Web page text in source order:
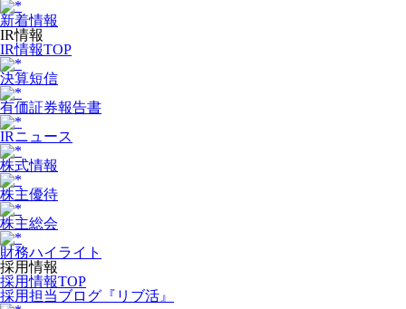
新着情報
IR情報
IR情報TOP
決算短信
有価証券報告書
IRニュース
株式情報
株主優待
株主総会
財務ハイライト
採用情報
採用情報TOP
採用担当ブログ『リブ活』